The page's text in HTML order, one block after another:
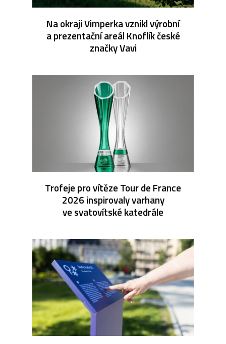
Na okraji Vimperka vznikl výrobní
a prezentační areál Knoflík české
značky Vavi
Trofeje pro vítěze Tour de France
2026 inspirovaly varhany
ve svatovítské katedrále